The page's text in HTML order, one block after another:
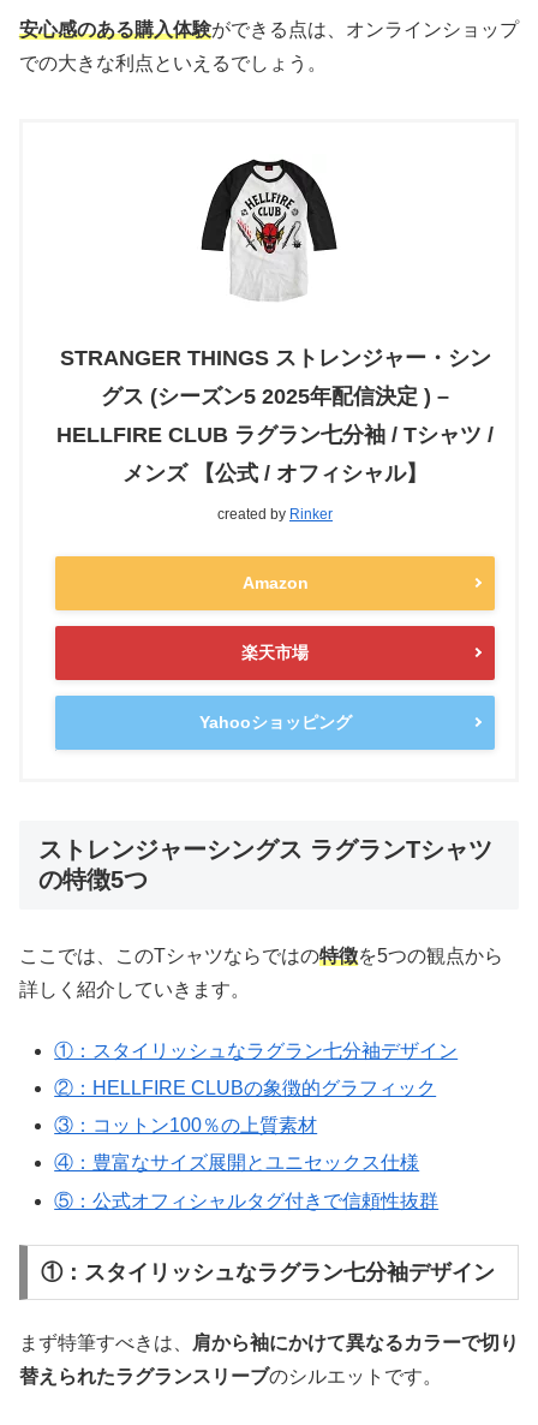
安心感のある購入体験ができる点は、オンラインショップ
での大きな利点といえるでしょう。
STRANGER THINGS ストレンジャー・シン
グス (シーズン5 2025年配信決定 ) –
HELLFIRE CLUB ラグラン七分袖 / Tシャツ /
メンズ 【公式 / オフィシャル】
created by Rinker
Amazon
楽天市場
Yahooショッピング
ストレンジャーシングス ラグランTシャツ
の特徴5つ
ここでは、このTシャツならではの特徴を5つの観点から
詳しく紹介していきます。
①：スタイリッシュなラグラン七分袖デザイン
②：HELLFIRE CLUBの象徴的グラフィック
③：コットン100％の上質素材
④：豊富なサイズ展開とユニセックス仕様
⑤：公式オフィシャルタグ付きで信頼性抜群
①：スタイリッシュなラグラン七分袖デザイン
まず特筆すべきは、
肩から袖にかけて異なるカラーで切り
替えられたラグランスリーブのシルエットです。